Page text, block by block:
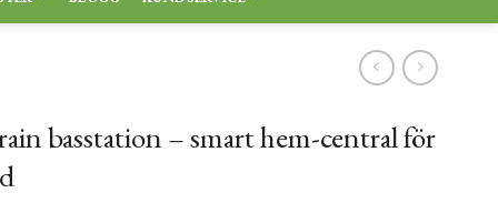
basstation – smart hem-central för